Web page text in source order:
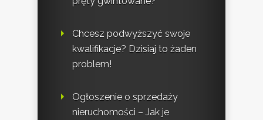
Chcesz podwyższyć swoje
kwalifikacje? Dzisiaj to żaden
problem!
Ogłoszenie o sprzedaży
nieruchomości – Jak je